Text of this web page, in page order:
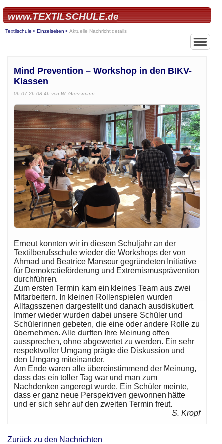
www.TEXTILSCHULE.de
Textilschule Einzelseiten Aktuelle Nachricht details
Mind Prevention – Workshop in den BIKV-
Klassen
06.07.26 08:46 von W. Grossmann
Erneut konnten wir in diesem Schuljahr an der
Textilberufsschule wieder die Workshops der von
Ahmad und Beatrice Mansour gegründeten Initiative
für Demokratieförderung und Extremismusprävention
durchführen.
Zum ersten Termin kam ein kleines Team aus zwei
Mitarbeitern. In kleinen Rollenspielen wurden
Alltagsszenen dargestellt und danach ausdiskutiert.
Immer wieder wurden dabei unsere Schüler und
Schülerinnen gebeten, die eine oder andere Rolle zu
übernehmen. Alle durften Ihre Meinung offen
aussprechen, ohne abgewertet zu werden. Ein sehr
respektvoller Umgang prägte die Diskussion und
den Umgang miteinander.
Am Ende waren alle übereinstimmend der Meinung,
dass das ein toller Tag war und man zum
Nachdenken angeregt wurde. Ein Schüler meinte,
dass er ganz neue Perspektiven gewonnen hätte
und er sich sehr auf den zweiten Termin freut.
S. Kropf
Zurück zu den Nachrichten